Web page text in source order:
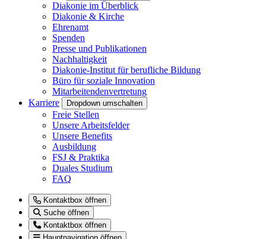
Diakonie im Überblick
Diakonie & Kirche
Ehrenamt
Spenden
Presse und Publikationen
Nachhaltigkeit
Diakonie-Institut für berufliche Bildung
Büro für soziale Innovation
Mitarbeitendenvertretung
Karriere
Dropdown umschalten
Freie Stellen
Unsere Arbeitsfelder
Unsere Benefits
Ausbildung
FSJ & Praktika
Duales Studium
FAQ
Kontaktbox öffnen
Suche öffnen
Kontaktbox öffnen